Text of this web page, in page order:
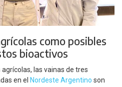
como posibles
bioactivos
las vainas de tres
en el Nordeste Argentino son